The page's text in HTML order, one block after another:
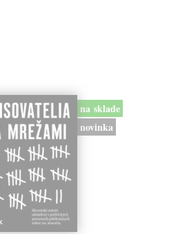
na sklade
novinka